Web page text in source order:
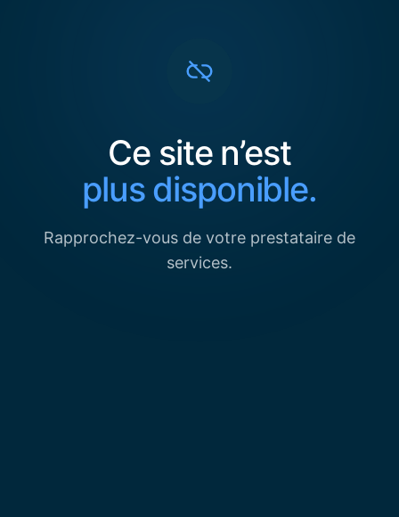
Ce site n’est
plus disponible.
Rapprochez-vous de votre prestataire de
services.